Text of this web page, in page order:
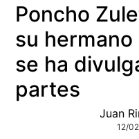
Poncho
su hermano
se ha
partes
Juan
12/